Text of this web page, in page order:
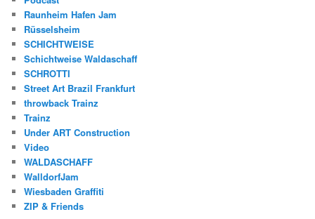
Raunheim Hafen Jam
Rüsselsheim
SCHICHTWEISE
Schichtweise Waldaschaff
SCHROTTI
Street Art Brazil Frankfurt
throwback Trainz
Trainz
Under ART Construction
Video
WALDASCHAFF
WalldorfJam
Wiesbaden Graffiti
ZIP & Friends